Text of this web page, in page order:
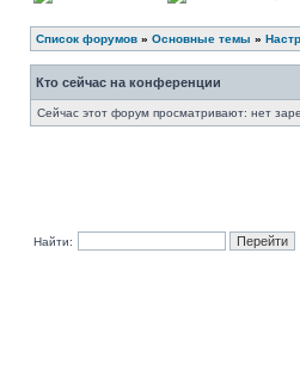
Список форумов » Основные темы »
Кто сейчас на конференции
Сейчас этот форум просматривают: нет
Найти: